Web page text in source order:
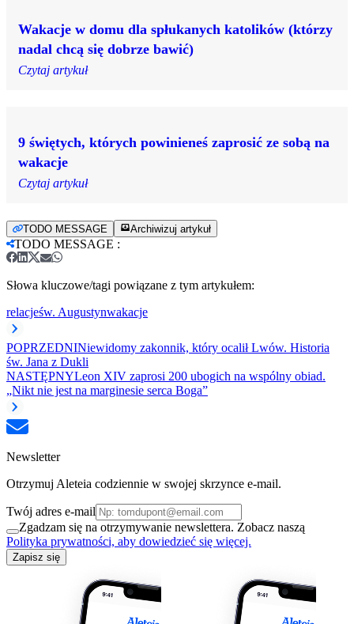
Wakacje w domu dla spłukanych katolików (którzy
nadal chcą się dobrze bawić)
Czytaj artykuł
9 świętych, których powinieneś zaprosić ze sobą na
wakacje
Czytaj artykuł
TODO MESSAGE Archiwizuj artykuł
TODO MESSAGE :
Słowa kluczowe/tagi powiązane z tym artykułem:
relacjeśw. Augustynwakacje
POPRZEDNINiewidomy zakonnik, który ocalił Lwów. Historia
św. Jana z Dukli
NASTĘPNYLeon XIV zaprosi 200 ubogich na wspólny obiad.
„Nikt nie jest na marginesie serca Boga”
Newsletter
Otrzymuj Aleteia codziennie w swojej skrzynce e-mail.
Twój adres e-mail
Zgadzam się na otrzymywanie newslettera. Zobacz naszą
Polityka prywatności, aby dowiedzieć się więcej.
Zapisz się